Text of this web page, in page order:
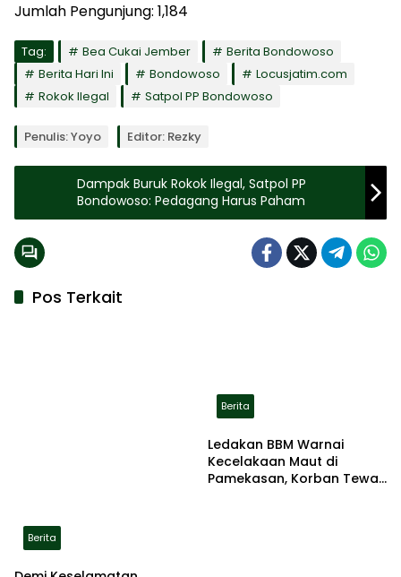
Jumlah Pengunjung: 1,184
Tag: Bea Cukai Jember
Berita Bondowoso
Berita Hari Ini
Bondowoso
Locusjatim.com
Rokok Ilegal
Satpol PP Bondowoso
Penulis: Yoyo Editor: Rezky
Dampak Buruk Rokok Ilegal, Satpol PP
Bondowoso: Pedagang Harus Paham
Pos Terkait
Berita
Berita
Ledakan BBM Warnai
Kecelakaan Maut di
Pamekasan, Korban Tewas